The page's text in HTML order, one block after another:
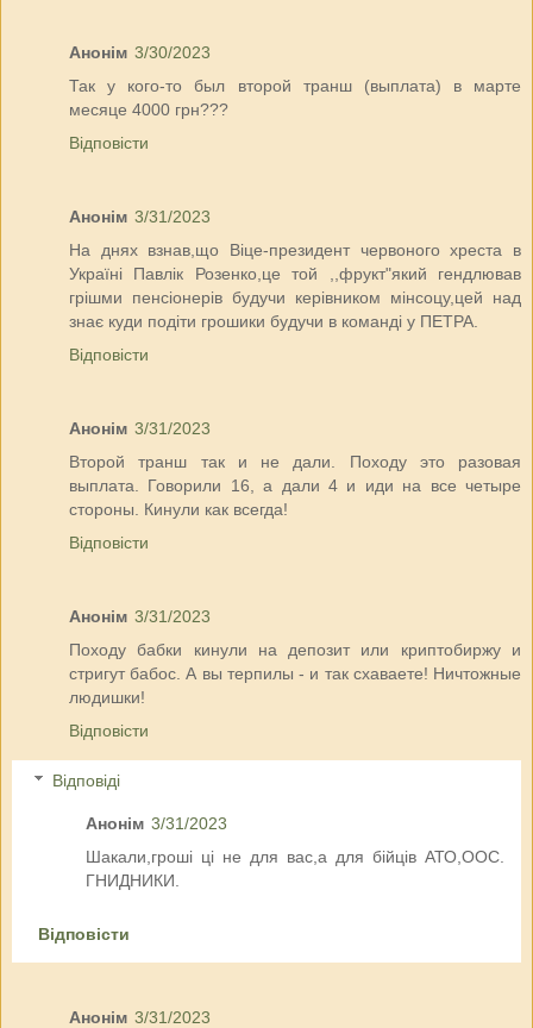
Анонім 3/30/2023
Так у кого-то был второй транш (выплата) в марте
месяце 4000 грн???
Відповісти
Анонім 3/31/2023
На днях взнав,що Віце-президент червоного хреста в
Україні Павлік Розенко,це той ,,фрукт"який гендлював
грішми пенсіонерів будучи керівником мінсоцу,цей над
знає куди подіти грошики будучи в команді у ПЕТРА.
Відповісти
Анонім 3/31/2023
Второй транш так и не дали. Походу это разовая
выплата. Говорили 16, а дали 4 и иди на все четыре
стороны. Кинули как всегда!
Відповісти
Анонім 3/31/2023
Походу бабки кинули на депозит или криптобиржу и
стригут бабос. А вы терпилы - и так схаваете! Ничтожные
людишки!
Відповісти
Відповіді
Анонім 3/31/2023
Шакали,гроші ці не для вас,а для бійців АТО,ООС.
ГНИДНИКИ.
Відповісти
Анонім 3/31/2023